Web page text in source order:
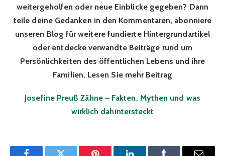
weitergeholfen oder neue Einblicke gegeben? Dann
teile deine Gedanken in den Kommentaren, abonniere
unseren Blog für weitere fundierte Hintergrundartikel
oder entdecke verwandte Beiträge rund um
Persönlichkeiten des öffentlichen Lebens und ihre
Familien. Lesen Sie mehr Beitrag
Josefine Preuß Zähne – Fakten, Mythen und was
wirklich dahintersteckt